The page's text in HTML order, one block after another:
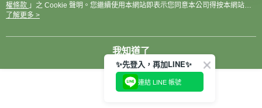
權條款 」之 Cookie 聲明。您繼續使用本網站即表示您同意本公司得按本網站使
用條款之 Cookie 聲明使用 cookie。
了解更多 >
我知道了
✨先登入，再加LINE✨
連結 LINE 帳號